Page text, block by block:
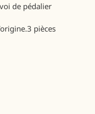
de pédalier
pièces